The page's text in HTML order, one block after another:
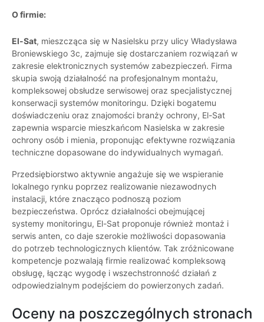
O firmie:
El-Sat, mieszcząca się w Nasielsku przy ulicy Władysława
Broniewskiego 3c, zajmuje się dostarczaniem rozwiązań w
zakresie elektronicznych systemów zabezpieczeń. Firma
skupia swoją działalność na profesjonalnym montażu,
kompleksowej obsłudze serwisowej oraz specjalistycznej
konserwacji systemów monitoringu. Dzięki bogatemu
doświadczeniu oraz znajomości branży ochrony, El-Sat
zapewnia wsparcie mieszkańcom Nasielska w zakresie
ochrony osób i mienia, proponując efektywne rozwiązania
techniczne dopasowane do indywidualnych wymagań.
Przedsiębiorstwo aktywnie angażuje się we wspieranie
lokalnego rynku poprzez realizowanie niezawodnych
instalacji, które znacząco podnoszą poziom
bezpieczeństwa. Oprócz działalności obejmującej
systemy monitoringu, El-Sat proponuje również montaż i
serwis anten, co daje szerokie możliwości dopasowania
do potrzeb technologicznych klientów. Tak zróżnicowane
kompetencje pozwalają firmie realizować kompleksową
obsługę, łącząc wygodę i wszechstronność działań z
odpowiedzialnym podejściem do powierzonych zadań.
Oceny na poszczególnych stronach